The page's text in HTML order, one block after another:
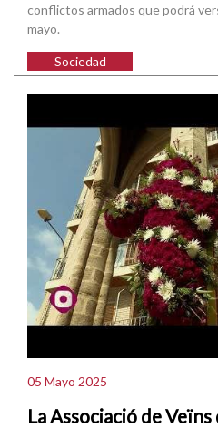
conflictos armados que podrá
mayo.
Sociedad
05 Mayo 2025
La Associació de Veïns